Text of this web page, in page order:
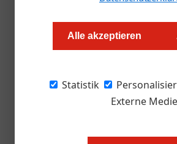
Alle akzeptieren
Statistik
Externe
Thomas Askan Vierich
Thomas Cook, der
Nummer 2 nach TUI
Niemand wollte
Banken nicht.
pleite. Rechnungen